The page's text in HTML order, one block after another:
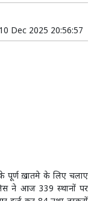
10 Dec 2025 20:56:57
के पूर्ण ख़ातमे के लिए चलाए
ने आज 339 स्थानों पर